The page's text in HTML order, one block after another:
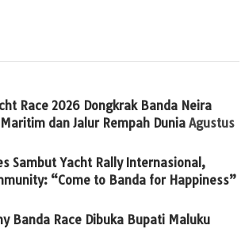
Race 2026 Dongkrak Banda Neira
dan Jalur Rempah Dunia Agustus
Sambut Yacht Rally Internasional,
“Come to Banda for Happiness”
Banda Race Dibuka Bupati Maluku